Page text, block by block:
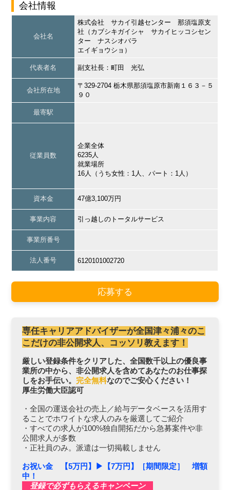
会社情報
会社名
株式会社 サカイ引越センター 那須塩原支
社（カブシキガイシャ サカイヒッコシセン
ター ナスシオバラ
エイギョウショ）
代表者名 副支社長：町田 光弘
会社所在地
〒329-2704 栃木県那須塩原市新南１６３－５
９０
最寄駅
従業員数
企業全体
6235人
就業場所
16人（うち女性：1人、パート：1人）
資本金 47億3,100万円
事業内容 引っ越しのトータルサービス
事業所番号
法人番号 6120101002720
応募する
専任キャリアアドバイザーが全国津々浦々のこ
こだけの非公開求人、コッソリ教えます！
厳しい登録条件をクリアした、全国数千以上の優良事
業所の中から、非公開求人を含めてあなたのお仕事探
しをお手伝い。 完全無料なのでご安心ください！
厚生労働大臣認可
・全国の運送会社の売上／給与データベースを活用す
ることでホワイトな求人のみを厳選してご紹介
・すべての求人が100%独自開拓だから急募案件や非
公開求人が多数
・正社員のみ。派遣は一切掲載しません
お祝い金 【5万円】▶︎【7万円】［期間限定］ 増額
中！
登録で必ずもらえるキャンペーン